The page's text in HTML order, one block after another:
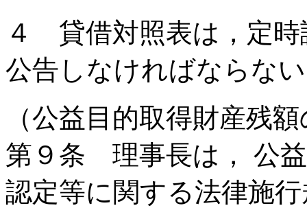
４ 貸借対照表は，定時
公告しなければならな
（公益目的取得財産残
第９条 理事長は， 公
認定等に関する法律施